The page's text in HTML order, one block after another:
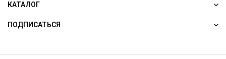
КАТАЛОГ
ПОДПИСАТЬСЯ